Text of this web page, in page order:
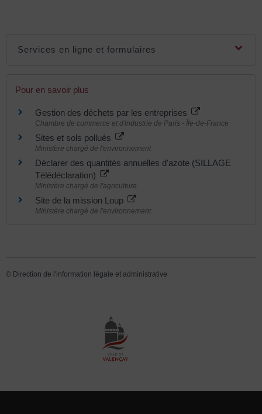
Services en ligne et formulaires
Pour en savoir plus
Gestion des déchets par les entreprises
Chambre de commerce et d'industrie de Paris - Île-de-France
Sites et sols pollués
Ministère chargé de l'environnement
Déclarer des quantités annuelles d'azote (SILLAGE
Télédéclaration)
Ministère chargé de l'agriculture
Site de la mission Loup
Ministère chargé de l'environnement
© Direction de l'information légale et administrative